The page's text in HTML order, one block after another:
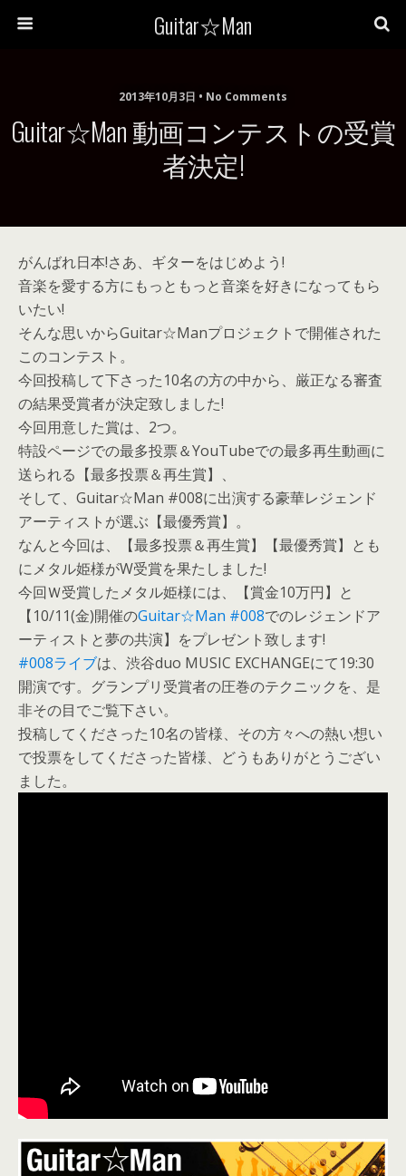
Guitar☆Man
2013年10月3日 • No Comments
Guitar☆Man 動画コンテストの受賞
者決定!
がんばれ日本!さあ、ギターをはじめよう!
音楽を愛する方にもっともっと音楽を好きになってもら
いたい!
そんな思いからGuitar☆Manプロジェクトで開催された
このコンテスト。
今回投稿して下さった10名の方の中から、厳正なる審査
の結果受賞者が決定致しました!
今回用意した賞は、2つ。
特設ページでの最多投票＆YouTubeでの最多再生動画に
送られる【最多投票＆再生賞】、
そして、Guitar☆Man #008に出演する豪華レジェンド
アーティストが選ぶ【最優秀賞】。
なんと今回は、【最多投票＆再生賞】【最優秀賞】とも
にメタル姫様がW受賞を果たしました!
今回Ｗ受賞したメタル姫様には、【賞金10万円】と
【10/11(金)開催のGuitar☆Man #008でのレジェンドア
ーティストと夢の共演】をプレゼント致します!
#008ライブは、渋谷duo MUSIC EXCHANGEにて19:30
開演です。グランプリ受賞者の圧巻のテクニックを、是
非その目でご覧下さい。
投稿してくださった10名の皆様、その方々への熱い想い
で投票をしてくださった皆様、どうもありがとうござい
ました。